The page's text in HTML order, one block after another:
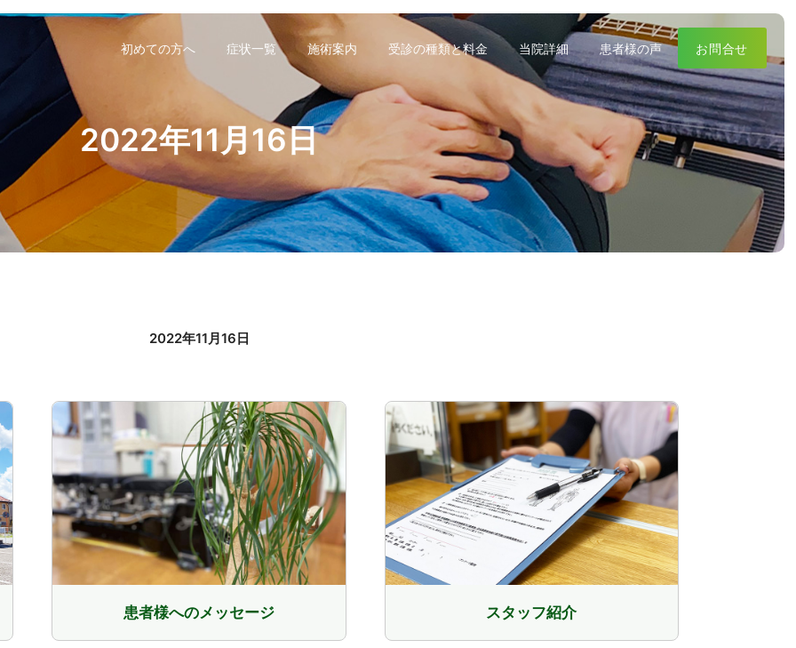
2022年11月16日
2022年11月16日
患者様へのメッセージ スタッフ紹介
初めての方へ 症状一覧 施術案内 受診の種類と料金 当院詳細 患者様の声 お問合せ